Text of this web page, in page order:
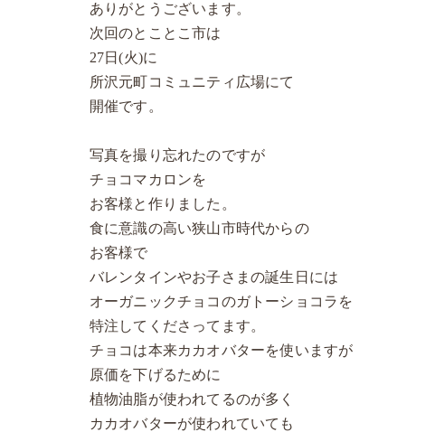
ありがとうございます。
次回のとことこ市は
27日(火)に
所沢元町コミュニティ広場にて
開催です。
写真を撮り忘れたのですが
チョコマカロンを
お客様と作りました。
食に意識の高い狭山市時代からの
お客様で
バレンタインやお子さまの誕生日には
オーガニックチョコのガトーショコラを
特注してくださってます。
チョコは本来カカオバターを使いますが
原価を下げるために
植物油脂が使われてるのが多く
カカオバターが使われていても